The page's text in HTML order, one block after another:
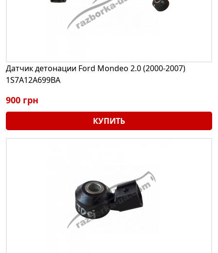
Датчик детонации Ford Mondeo 2.0 (2000-2007)
1S7A12A699BA
900 грн
КУПИТЬ